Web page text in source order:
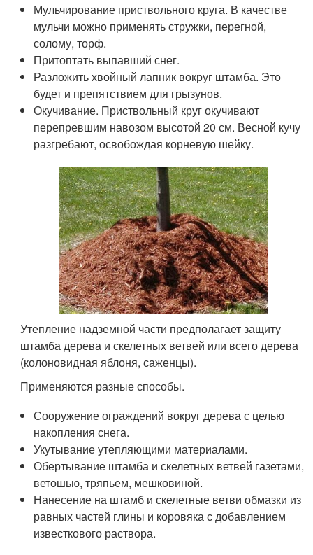
Мульчирование приствольного круга. В качестве
мульчи можно применять стружки, перегной,
солому, торф.
Притоптать выпавший снег.
Разложить хвойный лапник вокруг штамба. Это
будет и препятствием для грызунов.
Окучивание. Приствольный круг окучивают
перепревшим навозом высотой 20 см. Весной кучу
разгребают, освобождая корневую шейку.
Утепление надземной части предполагает защиту
штамба дерева и скелетных ветвей или всего дерева
(колоновидная яблоня, саженцы).
Применяются разные способы.
Сооружение ограждений вокруг дерева с целью
накопления снега.
Укутывание утепляющими материалами.
Обертывание штамба и скелетных ветвей газетами,
ветошью, тряпьем, мешковиной.
Нанесение на штамб и скелетные ветви обмазки из
равных частей глины и коровяка с добавлением
известкового раствора.